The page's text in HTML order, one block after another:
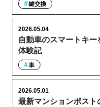
鍵交換
自動車のスマートキ
体験記
2026.05.04
車
最新マンションポス
2026.05.01